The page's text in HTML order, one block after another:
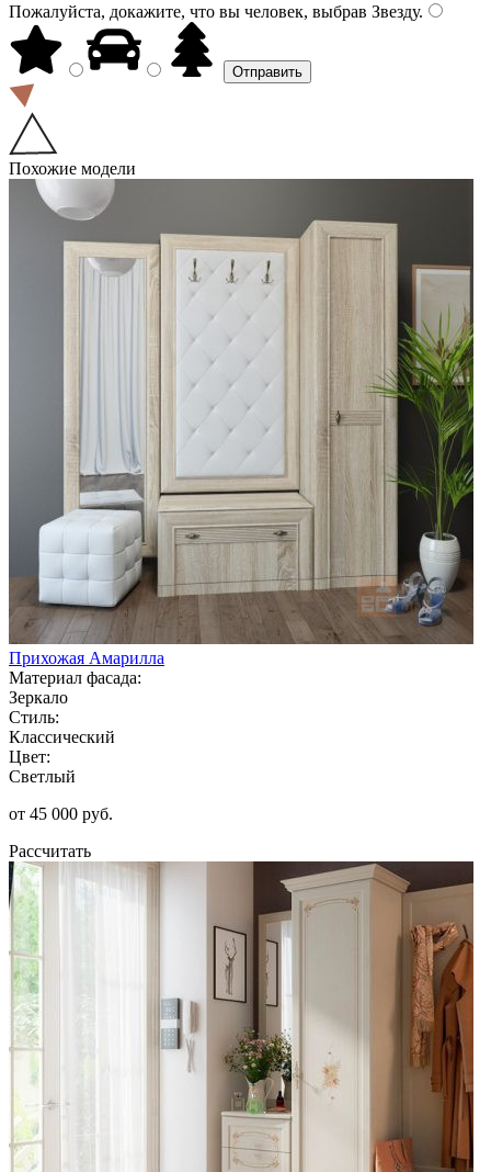
Пожалуйста, докажите, что вы человек, выбрав Звезду.
Похожие модели
Прихожая Амарилла
Материал фасада:
Зеркало
Стиль:
Классический
Цвет:
Светлый
от 45 000 руб.
Рассчитать